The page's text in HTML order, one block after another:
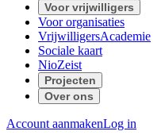
Voor vrijwilligers
Voor organisaties
VrijwilligersAcademie
Sociale kaart
NioZeist
Projecten
Over ons
Account aanmakenLog in